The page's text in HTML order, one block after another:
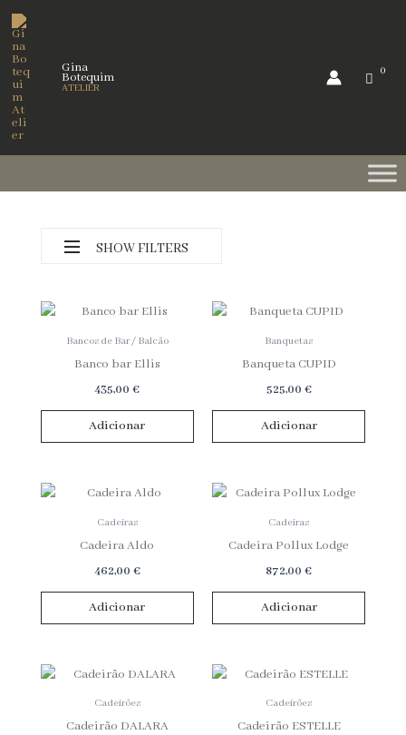
content
Gina
Botequim
ATELIER
SHOW FILTERS
Categorias
Bancos de Bar / Balcão
Banco bar Ellis
435,00€
Adicionar
Banquetas
Banqueta CUPID
525,00 €
Adicionar
Cadeiras
Cadeira Aldo
462,00 €
Adicionar
Cadeiras
Cadeira Pollux Lodge
872,00€
Adicionar
Cadeirões
Cadeirão DALARA
Cadeirões
Cadeirão ESTELLE